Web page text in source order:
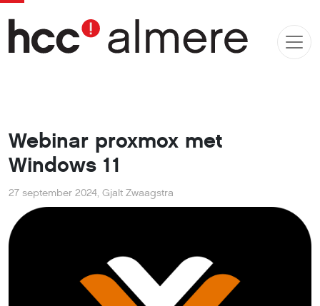
Webinar proxmox met
Windows 11
27 september 2024, Gjalt Zwaagstra